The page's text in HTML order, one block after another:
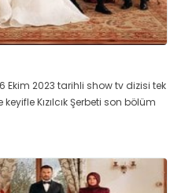
6 Ekim 2023 tarihli show tv dizisi tek
Kızılcık Şerbeti son bölüm